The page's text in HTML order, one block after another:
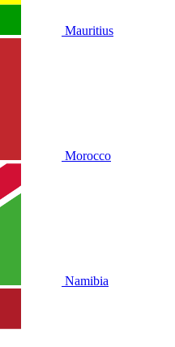
Mauritius
Morocco
Namibia